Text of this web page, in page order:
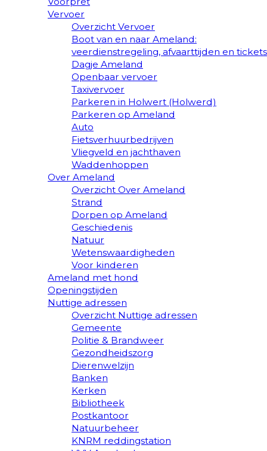
Vervoer
Overzicht Vervoer
Boot van en naar Ameland:
veerdienstregeling, afvaarttijden en tickets
Dagje Ameland
Openbaar vervoer
Taxivervoer
Parkeren in Holwert (Holwerd)
Parkeren op Ameland
Auto
Fietsverhuurbedrijven
Vliegveld en jachthaven
Waddenhoppen
Over Ameland
Overzicht Over Ameland
Strand
Dorpen op Ameland
Geschiedenis
Natuur
Wetenswaardigheden
Voor kinderen
Ameland met hond
Openingstijden
Nuttige adressen
Overzicht Nuttige adressen
Gemeente
Politie & Brandweer
Gezondheidszorg
Dierenwelzijn
Banken
Kerken
Bibliotheek
Postkantoor
Natuurbeheer
KNRM reddingstation